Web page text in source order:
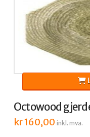
Octowood
kr160,00 inkl. mva.